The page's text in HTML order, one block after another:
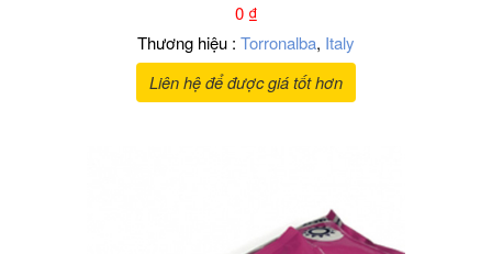
0₫
Thương hiệu : Torronalba, Italy
Liên hệ để được giá tốt hơn